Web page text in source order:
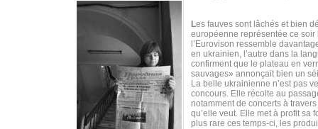
Les fauves sont lâchés et bien
européenne représentée ce
l’Eurovison ressemble
en ukrainien, l’autre dans la
confirment que le plateau en
sauvages» annonçait bien un
La belle ukrainienne n’est pas
concours. Elle récolte au
notamment de concerts à
qu’elle veut. Elle met à profit sa
plus rare ces temps-ci, les